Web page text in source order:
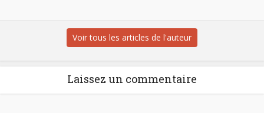
Voir tous les articles de l'auteur
Laissez un commentaire